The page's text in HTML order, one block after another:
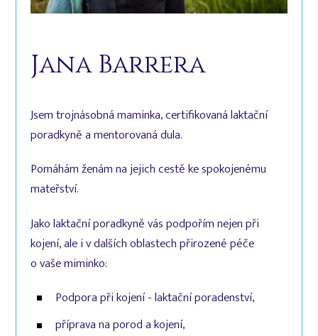
Jana Barrera
Jsem trojnásobná maminka, certifikovaná laktační
poradkyně a mentorovaná dula.
Pomáhám ženám na jejich cestě ke spokojenému
mateřství.
Jako laktační poradkyně vás podpořím nejen při
kojení, ale i v dalších oblastech přirozené péče
o vaše miminko:
Podpora při kojení - laktační poradenství,
příprava na porod a kojení,